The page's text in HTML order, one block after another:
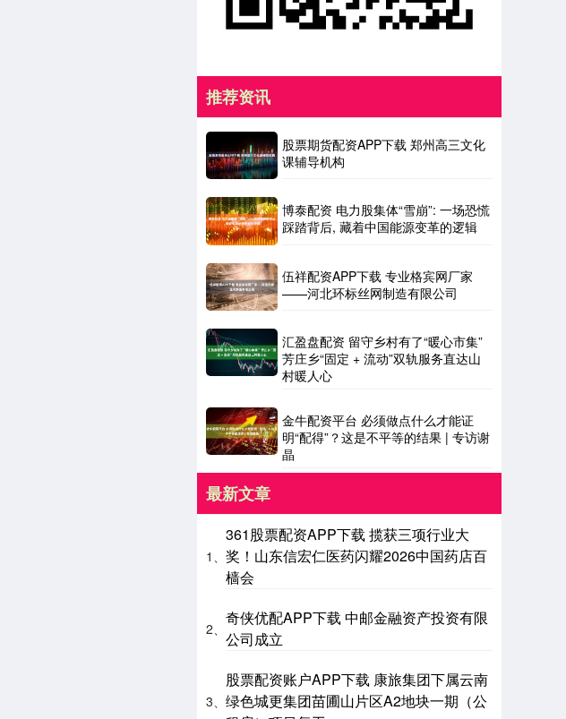
推荐资讯
股票期货配资APP下载 郑州高三文化
课辅导机构
博泰配资 电力股集体“雪崩”: 一场恐慌
踩踏背后, 藏着中国能源变革的逻辑
伍祥配资APP下载 专业格宾网厂家
——河北环标丝网制造有限公司
汇盈盘配资 留守乡村有了“暖心市集”
芳庄乡“固定 + 流动”双轨服务直达山
村暖人心
金牛配资平台 必须做点什么才能证
明“配得”？这是不平等的结果 | 专访谢
晶
最新文章
1、
361股票配资APP下载 揽获三项行业大
奖！山东信宏仁医药闪耀2026中国药店百
樯会
2、
奇侠优配APP下载 中邮金融资产投资有限
公司成立
3、
股票配资账户APP下载 康旅集团下属云南
绿色城更集团苗圃山片区A2地块一期（公